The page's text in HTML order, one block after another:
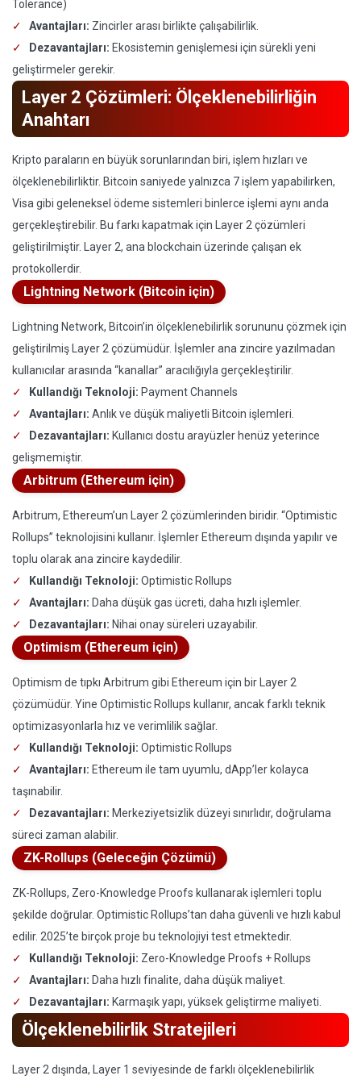
Tolerance)
Avantajları: Zincirler arası birlikte çalışabilirlik.
Dezavantajları: Ekosistemin genişlemesi için sürekli yeni
geliştirmeler gerekir.
Layer 2 Çözümleri: Ölçeklenebilirliğin
Anahtarı
Kripto paraların en büyük sorunlarından biri, işlem hızları ve
ölçeklenebilirliktir. Bitcoin saniyede yalnızca 7 işlem yapabilirken,
Visa gibi geleneksel ödeme sistemleri binlerce işlemi aynı anda
gerçekleştirebilir. Bu farkı kapatmak için Layer 2 çözümleri
geliştirilmiştir. Layer 2, ana blockchain üzerinde çalışan ek
protokollerdir.
Lightning Network (Bitcoin için)
Lightning Network, Bitcoin’in ölçeklenebilirlik sorununu çözmek için
geliştirilmiş Layer 2 çözümüdür. İşlemler ana zincire yazılmadan
kullanıcılar arasında “kanallar” aracılığıyla gerçekleştirilir.
Kullandığı Teknoloji: Payment Channels
Avantajları: Anlık ve düşük maliyetli Bitcoin işlemleri.
Dezavantajları: Kullanıcı dostu arayüzler henüz yeterince
gelişmemiştir.
Arbitrum (Ethereum için)
Arbitrum, Ethereum’un Layer 2 çözümlerinden biridir. “Optimistic
Rollups” teknolojisini kullanır. İşlemler Ethereum dışında yapılır ve
toplu olarak ana zincire kaydedilir.
Kullandığı Teknoloji: Optimistic Rollups
Avantajları: Daha düşük gas ücreti, daha hızlı işlemler.
Dezavantajları: Nihai onay süreleri uzayabilir.
Optimism (Ethereum için)
Optimism de tıpkı Arbitrum gibi Ethereum için bir Layer 2
çözümüdür. Yine Optimistic Rollups kullanır, ancak farklı teknik
optimizasyonlarla hız ve verimlilik sağlar.
Kullandığı Teknoloji: Optimistic Rollups
Avantajları: Ethereum ile tam uyumlu, dApp’ler kolayca
taşınabilir.
Dezavantajları: Merkeziyetsizlik düzeyi sınırlıdır, doğrulama
süreci zaman alabilir.
ZK-Rollups (Geleceğin Çözümü)
ZK-Rollups, Zero-Knowledge Proofs kullanarak işlemleri toplu
şekilde doğrular. Optimistic Rollups’tan daha güvenli ve hızlı kabul
edilir. 2025’te birçok proje bu teknolojiyi test etmektedir.
Kullandığı Teknoloji: Zero-Knowledge Proofs + Rollups
Avantajları: Daha hızlı finalite, daha düşük maliyet.
Dezavantajları: Karmaşık yapı, yüksek geliştirme maliyeti.
Ölçeklenebilirlik Stratejileri
Layer 2 dışında, Layer 1 seviyesinde de farklı ölçeklenebilirlik